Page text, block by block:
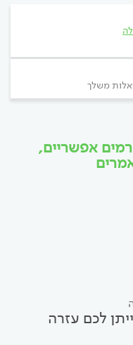
משלך
אפשריים,
לכם עזרה